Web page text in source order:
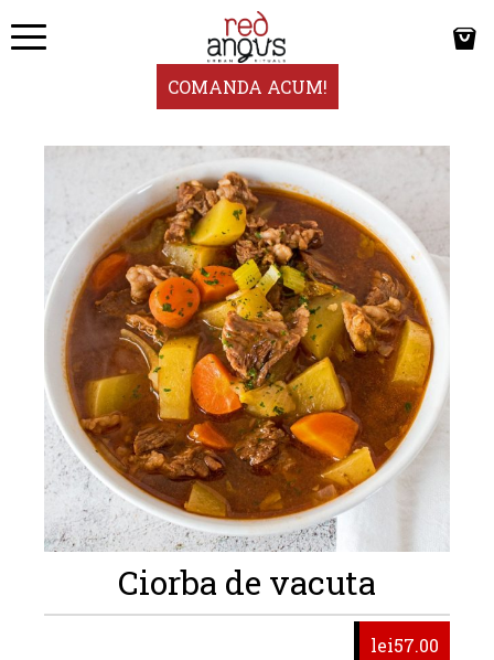
COMANDA ACUM!
Ciorba de vacuta
lei57.00